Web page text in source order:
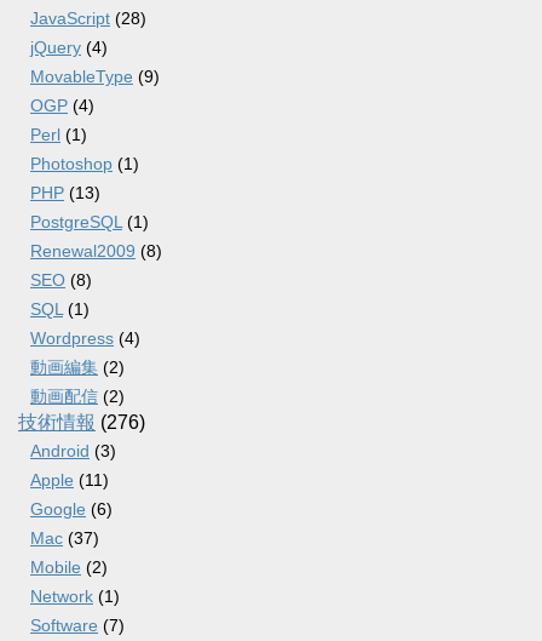
JavaScript (28)
jQuery (4)
MovableType (9)
OGP (4)
Perl (1)
Photoshop (1)
PHP (13)
PostgreSQL (1)
Renewal2009 (8)
SEO (8)
SQL (1)
Wordpress (4)
動画編集 (2)
動画配信 (2)
技術情報 (276)
Android (3)
Apple (11)
Google (6)
Mac (37)
Mobile (2)
Network (1)
Software (7)